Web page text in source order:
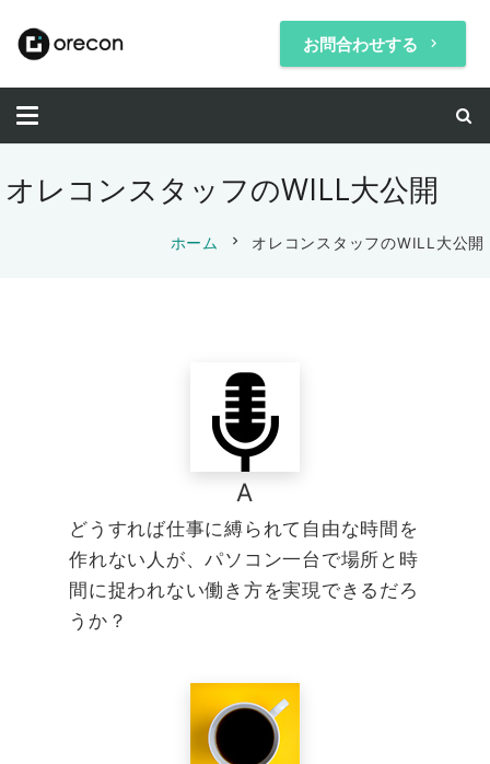
お問合わせする keyboard_arrow_right
オレコンスタッフのWILL大公開
ホーム chevron_right オレコンスタッフのWILL大公開
A
どうすれば仕事に縛られて自由な時間を
作れない人が、パソコン一台で場所と時
間に捉われない働き方を実現できるだろ
うか？